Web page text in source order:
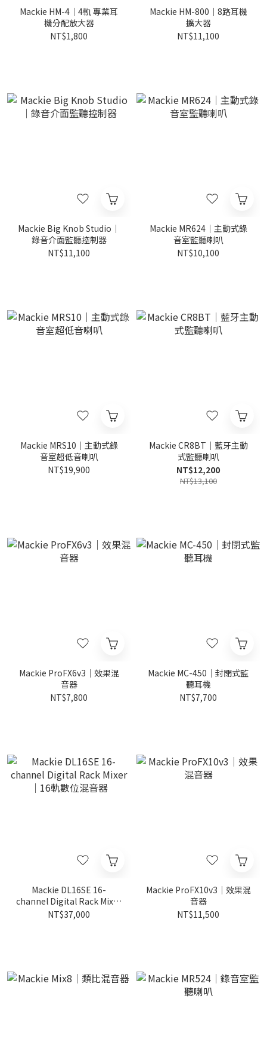
Mackie HM-4｜4軌 專業耳
機分配放大器
NT$1,800
Mackie HM-800｜8路耳機
擴大器
NT$11,100
Mackie Big Knob Studio｜
錄音介面監聽控制器
NT$11,100
Mackie MR624｜主動式錄
音室監聽喇叭
NT$10,100
Mackie MRS10｜主動式錄
音室超低音喇叭
NT$19,900
Mackie CR8BT｜藍牙主動
式監聽喇叭
NT$12,200
NT$13,100
Mackie ProFX6v3｜效果混
音器
NT$7,800
Mackie MC-450｜封閉式監
聽耳機
NT$7,700
Mackie DL16SE 16-
channel Digital Rack Mixer
｜16軌數位混音器
NT$37,000
Mackie ProFX10v3｜效果混
音器
NT$11,500